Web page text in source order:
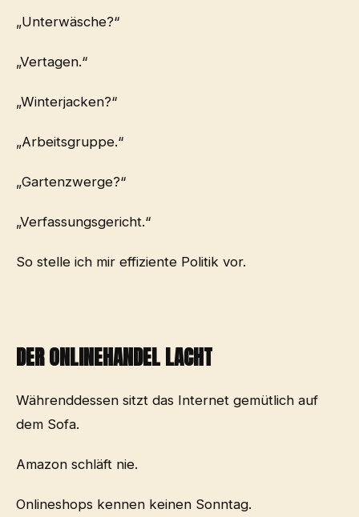
„Unterwäsche?“
„Vertagen.“
„Winterjacken?“
„Arbeitsgruppe.“
„Gartenzwerge?“
„Verfassungsgericht.“
So stelle ich mir effiziente Politik vor.
DER ONLINEHANDEL LACHT
Währenddessen sitzt das Internet gemütlich auf
dem Sofa.
Amazon schläft nie.
Onlineshops kennen keinen Sonntag.